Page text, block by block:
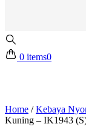
0 items0
Home /Kebaya
Kuning – IK1943